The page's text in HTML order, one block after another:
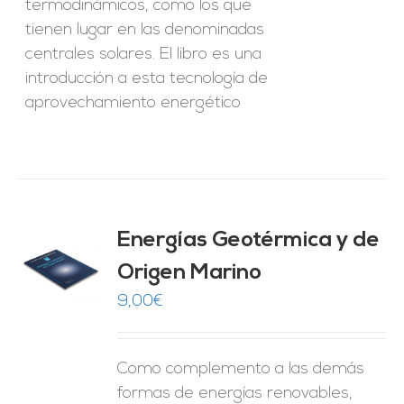
termodinámicos, como los que
tienen lugar en las denominadas
centrales solares. El libro es una
introducción a esta tecnología de
aprovechamiento energético
Energías Geotérmica y de
Origen Marino
9,00€
Como complemento a las demás
formas de energías renovables,